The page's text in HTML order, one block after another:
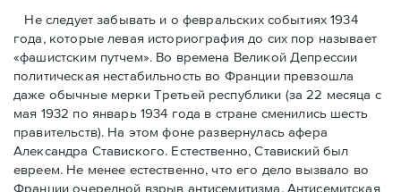
Не следует забывать и о февральских событиях 1934
года, которые левая историография до сих пор называет
«фашистским путчем». Во времена Великой Депрессии
политическая нестабильность во Франции превзошла
даже обычные мерки Третьей республики (за 22 месяца с
мая 1932 по январь 1934 года в стране сменились шесть
правительств). На этом фоне развернулась афера
Александра Ставиского. Естественно, Ставиский был
евреем. Не менее естественно, что его дело вызвало во
Франции очередной взрыв антисемитизма. Антисемитская